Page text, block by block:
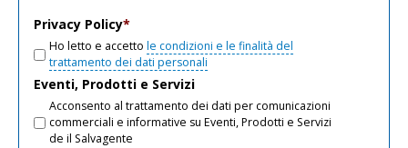
Privacy Policy*
Ho letto e accetto le condizioni e le finalità del
trattamento dei dati personali
Eventi, Prodotti e Servizi
Acconsento al trattamento dei dati per comunicazioni
commerciali e informative su Eventi, Prodotti e Servizi
de il Salvagente